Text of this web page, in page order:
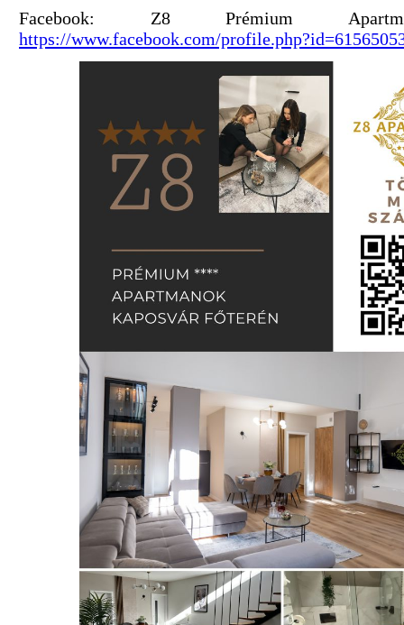
Facebook: Z8 Prémium
https://www.facebook.com/